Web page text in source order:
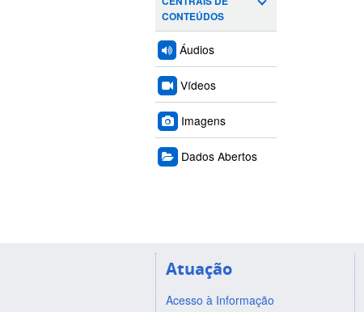
CONTEÚDOS
Áudios
Vídeos
Imagens
Dados Abertos
Atuação
Acesso à Informação